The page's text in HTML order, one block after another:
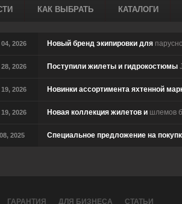
КАК ВЫБРАТЬ КАТАЛОГИ
2026 Новый бренд экипировки для
2026 Поступили жилеты и гидрокостюмы
2026 Новинки ассортимента яхтенной
2026 Новая коллекция жилетов ишлемов
2025 Специальное предложение на
ГАРАНТИЯ ДЛЯ БИЗНЕСА СТАТЬИ